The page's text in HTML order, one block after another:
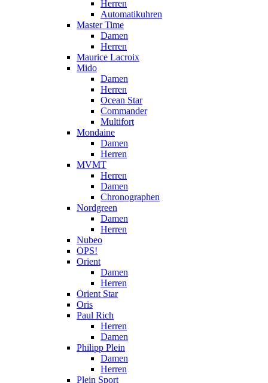
Herren
Automatikuhren
Master Time
Damen
Herren
Maurice Lacroix
Mido
Damen
Herren
Ocean Star
Commander
Multifort
Mondaine
Damen
Herren
MVMT
Herren
Damen
Chronographen
Nordgreen
Damen
Herren
Nubeo
OPS!
Orient
Damen
Herren
Orient Star
Oris
Paul Rich
Herren
Damen
Philipp Plein
Damen
Herren
Plein Sport